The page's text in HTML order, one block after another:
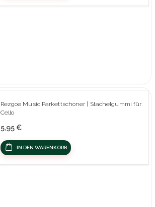
Rezgoe Music Parkettschoner | Stachelgummi für
Cello
5,95 €
IN DEN WARENKORB